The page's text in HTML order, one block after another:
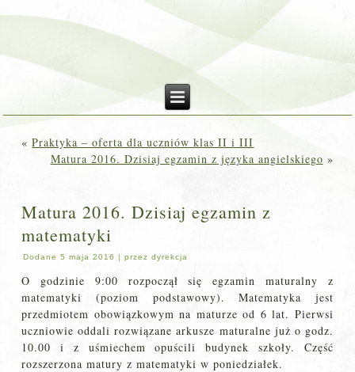
«Praktyka – oferta dla uczniów klas II i III
Matura 2016. Dzisiaj egzamin z języka angielskiego »
Matura 2016. Dzisiaj egzamin z
matematyki
Dodane 5 maja 2016 |przez dyrekcja
O godzinie 9:00 rozpoczął się egzamin maturalny z
matematyki (poziom podstawowy). Matematyka jest
przedmiotem obowiązkowym na maturze od 6 lat. Pierwsi
uczniowie oddali rozwiązane arkusze maturalne już o godz.
10.00 i z uśmiechem opuścili budynek szkoły. Część
rozszerzona matury z matematyki w poniedziałek.